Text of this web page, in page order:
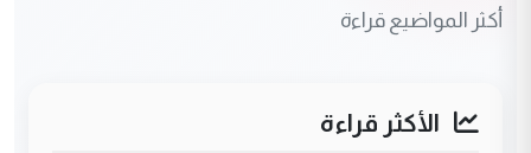
أكثر المواضيع قراءة
الأكثر قراءة